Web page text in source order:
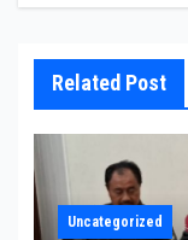
Related Post
Uncategorized